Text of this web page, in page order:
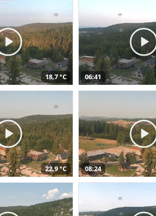
18,7 °C 06:41
22,9 °C 08:24